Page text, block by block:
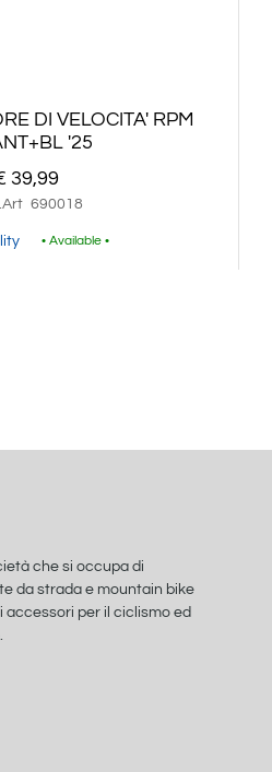
DI VELOCITA' RPM
'25
39,99
690018
• Available •
che si occupa di
da strada e mountain bike
accessori per il ciclismo ed